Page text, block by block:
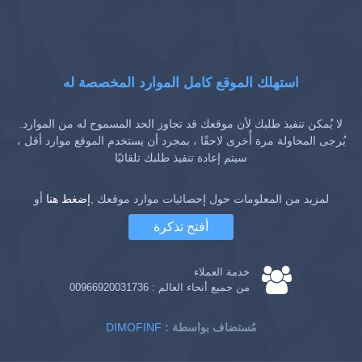
استهلك الموقع كامل الموارد المخصصة له
لا يُمكن تنفيذ طلبك لأن موقعك قد تجاوز الحد المسموح له من الموارد.
يُرجى المحاولة مرة أُخرى لاحقًا ، بمجرد أن يستخدم الموقع موارد أقل ،
سيتم إعادة تنفيذ طلبك تلقائيًا
لمزيد من المعلومات حول إحصائيات موارد موقعك ,إضغط هنا أو
أفتح تذكرة
خدمة العملاء
من جميع أنحاء العالم : 00966920031736
DIMOFINF : مُستضاف بواسطة